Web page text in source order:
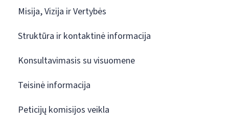
Misija, Vizija ir Vertybės
Struktūra ir kontaktinė informacija
Konsultavimasis su visuomene
Teisinė informacija
Peticijų komisijos veikla